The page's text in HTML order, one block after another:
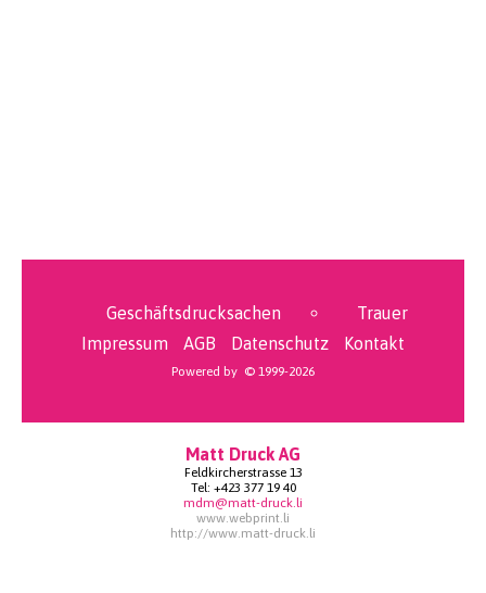
Geschäftsdrucksachen
Trauer
Impressum
AGB Datenschutz Kontakt
Powered by © 1999-2026
Matt Druck AG
Feldkircherstrasse 13
Tel: +423 377 19 40
mdm@matt-druck.li
www.webprint.li
http://www.matt-druck.li